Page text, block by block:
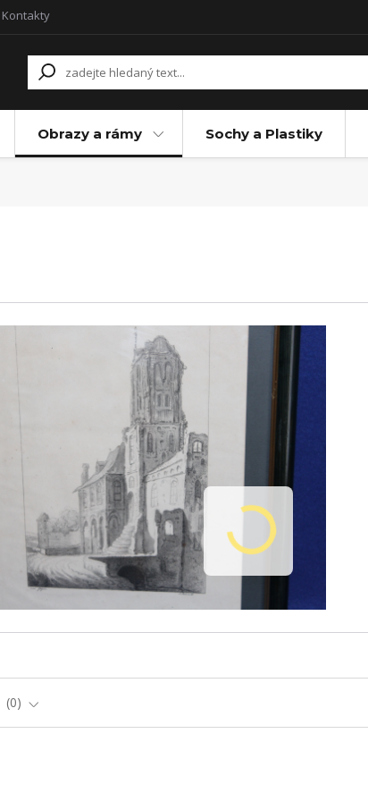
Kontakty
Obrazy a rámy Sochy a Plastiky
0